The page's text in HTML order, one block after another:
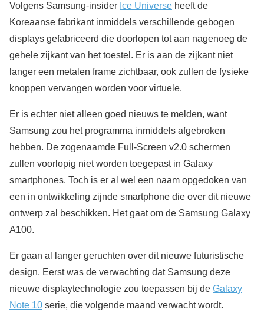
Volgens Samsung-insider Ice Universe heeft de
Koreaanse fabrikant inmiddels verschillende gebogen
displays gefabriceerd die doorlopen tot aan nagenoeg de
gehele zijkant van het toestel. Er is aan de zijkant niet
langer een metalen frame zichtbaar, ook zullen de fysieke
knoppen vervangen worden voor virtuele.
Er is echter niet alleen goed nieuws te melden, want
Samsung zou het programma inmiddels afgebroken
hebben. De zogenaamde Full-Screen v2.0 schermen
zullen voorlopig niet worden toegepast in Galaxy
smartphones. Toch is er al wel een naam opgedoken van
een in ontwikkeling zijnde smartphone die over dit nieuwe
ontwerp zal beschikken. Het gaat om de Samsung Galaxy
A100.
Er gaan al langer geruchten over dit nieuwe futuristische
design. Eerst was de verwachting dat Samsung deze
nieuwe displaytechnologie zou toepassen bij de Galaxy
Note 10 serie, die volgende maand verwacht wordt.